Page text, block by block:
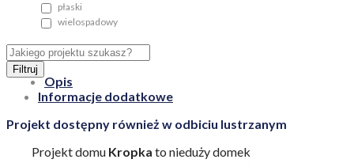
płaski
wielospadowy
Filtruj
Opis
Informacje dodatkowe
Projekt dostępny również w odbiciu lustrzanym
Projekt domu Kropka to nieduży domek